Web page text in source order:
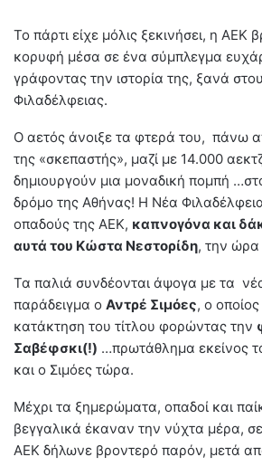
Το πάρτι είχε μόλις ξεκινήσει, η ΑΕΚ
κορυφή μέσα σε ένα σύμπλεγμα
γράφοντας την ιστορία της, ξανά
Φιλαδέλφειας.
Ο αετός άνοιξε τα φτερά του, πάνω
της «σκεπαστής», μαζί με 14.000
δημιουργούν μια μοναδική πομπή
δρόμο της Αθήνας! Η Νέα Φιλαδέλφεια
οπαδούς της ΑΕΚ, καπνογόνα και
αυτά του Κώστα Νεστορίδη, την ώρα
Τα παλιά συνδέονται άψογα με τα
παράδειγμα ο Αντρέ Σιμόες, ο
κατάκτηση του τίτλου φορώντας την
Σαβέφσκι(!) …πρωτάθλημα εκείνος
και ο Σιμόες τώρα.
Μέχρι τα ξημερώματα, οπαδοί και
βεγγαλικά έκαναν την νύχτα μέρα,
ΑΕΚ δήλωνε βροντερό παρόν, μετά